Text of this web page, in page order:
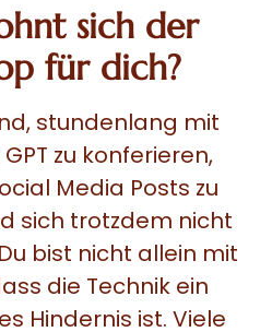
sich der
für dich?
stundenlang mit
zu konferieren,
Media Posts zu
sich trotzdem nicht
bist nicht allein mit
die Technik ein
Hindernis ist. Viele